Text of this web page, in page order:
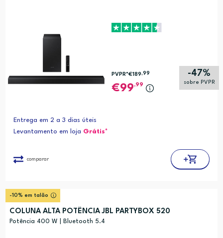
-47%
sobre PVPR
PVPR*€189,99
99,99
Entrega em 2 a 3 dias úteis
Levantamento em loja Grátis*
comparar
-10% em talão
COLUNA ALTA POTÊNCIA JBL PARTYBOX 520
Potência 400 W | Bluetooth 5.4